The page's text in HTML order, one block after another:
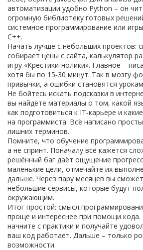
автоматизации удобно Python – он
огромную библиотеку готовых
системное программирование или
C++.
Начать лучше с небольших проектов:
собирает цены с сайта, калькулятор
игру «Крестики‑нолики». Главное –
хотя бы по 15‑30 минут. Так в мозгу
привычки, а ошибки становятся
Не бойтесь искать подсказки в
вы найдёте материалы о том, какой
как подготовиться к IT‑карьере и
на программиста. Всё написано
лишних терминов.
Помните, что обучение
а не спринт. Поначалу всё кажется
решённый баг даёт ощущение
маленькие цели, отмечайте их
дальше. Через пару месяцев вы
небольшие сервисы, которые будут
окружающим.
Итог простой: смысл
проще и интереснее при помощи
начните с практики и получайте
ваш код работает. Дальше – только
возможности.